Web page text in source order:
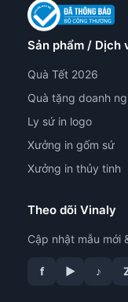
Sản phẩm / Dịch
Quà Tết 2026
Quà tặng doanh
Ly sứ in logo
Xưởng in gốm sứ
Xưởng in thủy tinh
Theo dõi Vinaly
Cập nhật mẫu mới
f ▶ ♪